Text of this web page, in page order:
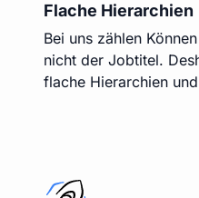
Flache Hierarchien
Bei uns zählen
nicht der Jobtitel.
flache Hierarchien